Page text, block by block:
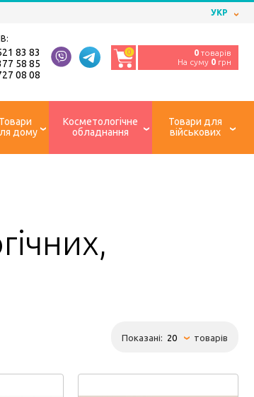
УКР
83 83
58 85
08 08
0 0 товарів
На суму 0 грн
Товари
дому
Косметологічне
обладнання
Товари для
військових
Показані: товарів